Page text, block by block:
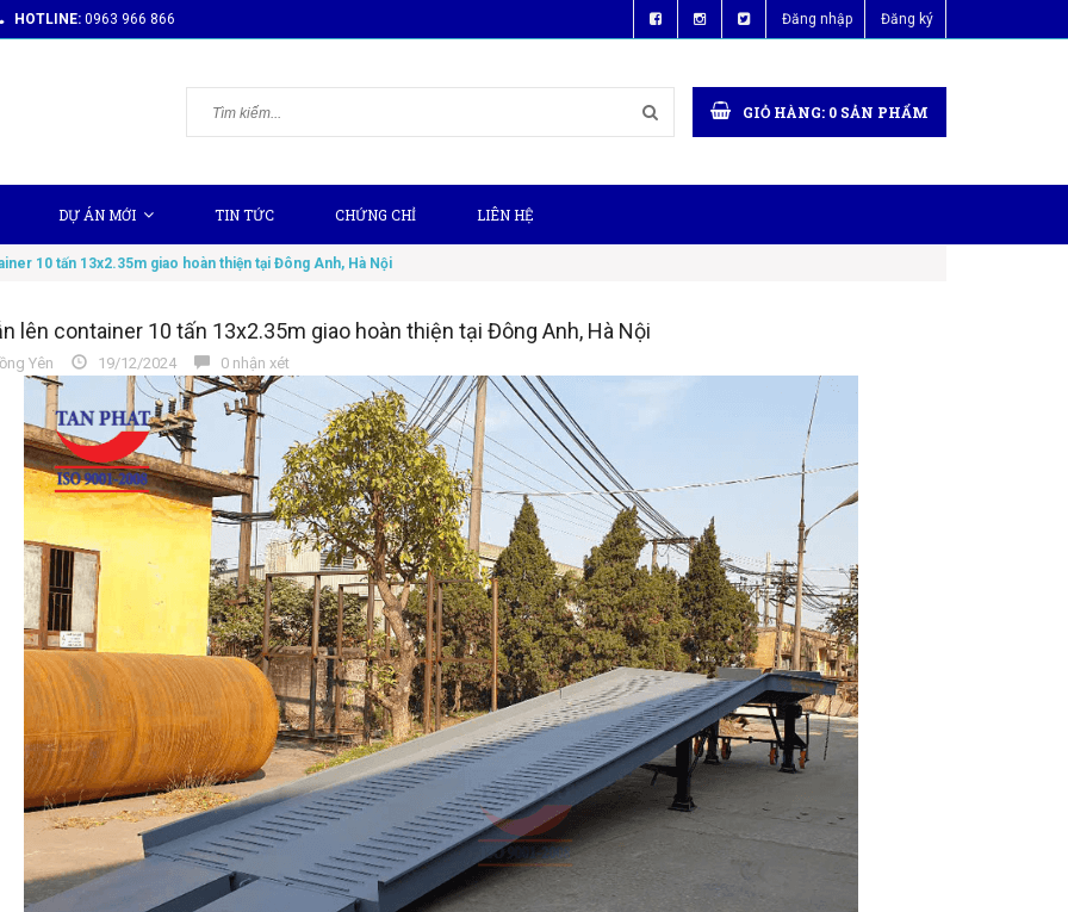
HOTLINE: 0963 966 866 Đăng nhập Đăng ký
GIỎ HÀNG: 0 SẢN PHẨM
DỰ ÁN MỚI TIN TỨC CHỨNG CHỈ LIÊN HỆ
10 tấn 13x2.35m giao hoàn thiện tại Đông Anh, Hà Nội
lên container 10 tấn 13x2.35m giao hoàn thiện tại Đông Anh, Hà Nội
Yên 19/12/2024 0 nhận xét